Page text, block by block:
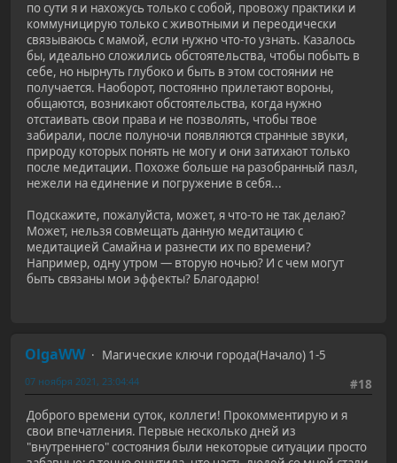
по сути я и нахожусь только с собой, провожу практики и
коммуницирую только с животными и переодически
связываюсь с мамой, если нужно что-то узнать. Казалось
бы, идеально сложились обстоятельства, чтобы побыть в
себе, но нырнуть глубоко и быть в этом состоянии не
получается. Наоборот, постоянно прилетают вороны,
общаются, возникают обстоятельства, когда нужно
отстаивать свои права и не позволять, чтобы твое
забирали, после полуночи появляются странные звуки,
природу которых понять не могу и они затихают только
после медитации. Похоже больше на разобранный пазл,
нежели на единение и погружение в себя...
Подскажите, пожалуйста, может, я что-то не так делаю?
Может, нельзя совмещать данную медитацию с
медитацией Самайна и разнести их по времени?
Например, одну утром — вторую ночью? И с чем могут
быть связаны мои эффекты? Благодарю!
OlgaWW
Магические ключи города(Начало) 1-5
#18
07 ноября 2021, 23:04:44
Доброго времени суток, коллеги! Прокомментирую и я
свои впечатления. Первые несколько дней из
"внутреннего" состояния были некоторые ситуации просто